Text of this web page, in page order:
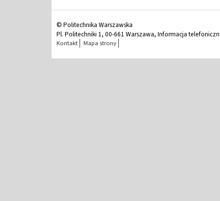
© Politechnika Warszawska
Pl. Politechniki 1, 00-661 Warszawa, Informacja
Kontakt Mapa strony